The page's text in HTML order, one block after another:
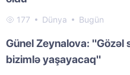
177 Dünya Bugün
Günel Zeynalova: "Gözəl
bizimlə yaşayacaq"